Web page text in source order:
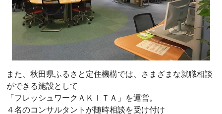
また、秋田県ふるさと定住機構では、さまざまな就職相談
ができる施設として
「フレッシュワークＡＫＩＴＡ」を運営。
４名のコンサルタントが随時相談を受け付け